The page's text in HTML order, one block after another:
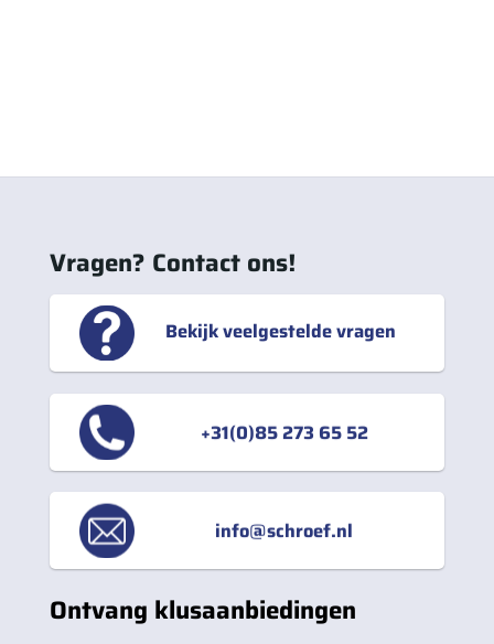
Vragen? Contact ons!
Bekijk veelgestelde vragen
+31(0)85 273 65 52
info@schroef.nl
Ontvang klusaanbiedingen